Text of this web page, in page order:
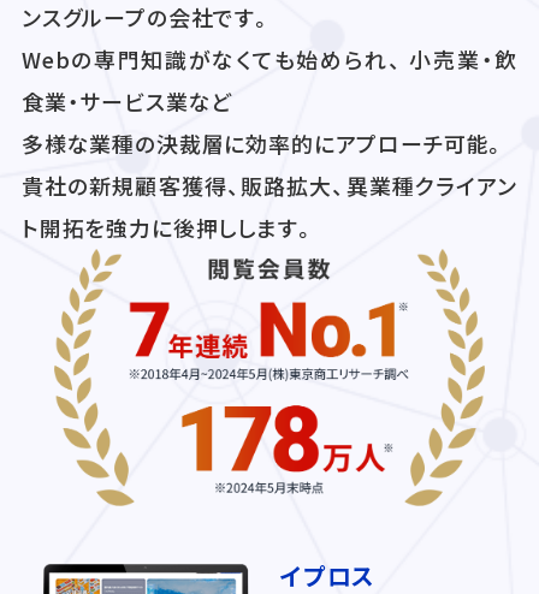
ンスグループの会社です。
Webの専門知識がなくても始められ、 小売業・飲
食業・サービス業など
多様な業種の決裁層に効率的にアプローチ可能。
貴社の新規顧客獲得、販路拡大、異業種クライアン
ト開拓を強力に後押しします。
イプロス